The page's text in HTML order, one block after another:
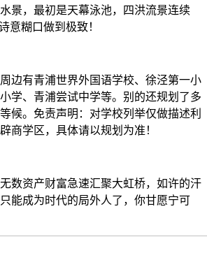
景，最初是天幕泳池，四洪流景连续
意糊口做到极致！
有青浦世界外国语学校、徐泾第一小
学、青浦尝试中学等。别的还规划了多
候。免责声明：对学校列举仅做描述利
商学区，具体请以规划为准！
资产财富急速汇聚大虹桥，如许的汗
能成为时代的局外人了，你甘愿宁可